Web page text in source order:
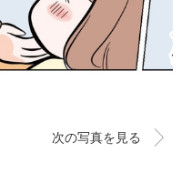
次の写真を見る